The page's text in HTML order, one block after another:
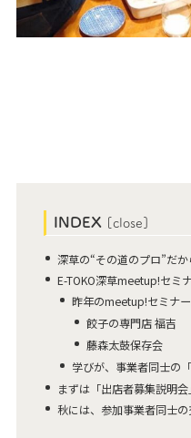
INDEX [ close ]
深草の“その道のプロ”だ
E-TOKO深草meetup!セミ
昨年のmeetup!セミナ
餃子の専門店 福吉
藤森太鼓保存会
学びが、事業者同士の
まずは「出店者募集説明
秋には、参加事業者同士